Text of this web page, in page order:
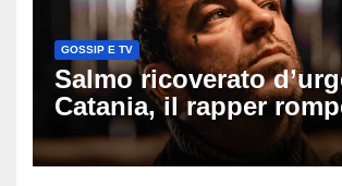
GOSSIP E TV
Salmo ricoverato
Catania, il rapper
silenzio dopo la notte
ospedale: come sta e